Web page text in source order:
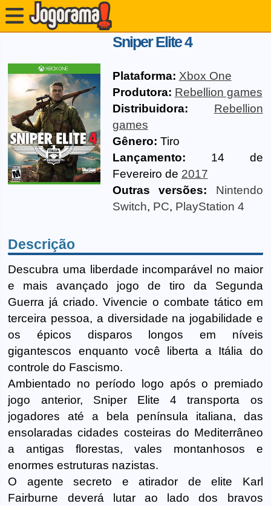
Sniper Elite 4
Plataforma: Xbox One
Produtora: Rebellion games
Distribuidora:
Rebellion
games
Gênero: Tiro
Lançamento: 14 de
Fevereiro de 2017
Outras versões:
Nintendo
Switch, PC, PlayStation 4
Descrição
Descubra uma liberdade incomparável no maior
e mais avançado jogo de tiro da Segunda
Guerra já criado. Vivencie o combate tático em
terceira pessoa, a diversidade na jogabilidade e
os épicos disparos longos em níveis
gigantescos enquanto você liberta a Itália do
controle do Fascismo.
Ambientado no período logo após o premiado
jogo anterior, Sniper Elite 4 transporta os
jogadores até a bela península italiana, das
ensolaradas cidades costeiras do Mediterrâneo
a antigas florestas, vales montanhosos e
enormes estruturas nazistas.
O agente secreto e atirador de elite Karl
Fairburne deverá lutar ao lado dos bravos